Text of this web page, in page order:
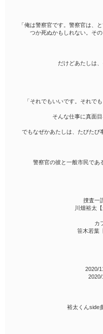
「俺は警察官です。警察官は、
つか死ぬかもしれない。そ
だけどあたしは、
「それでもいいです。それでも
そんな仕事に真面目
でもなぜかあたしは、たびたび
警察官の彼と一般市民であ
捜査一
川畑裕太【
カ
笹木若葉
2020/
裕太くんside